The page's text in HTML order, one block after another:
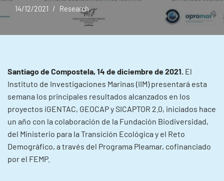
14/12/2021 Research
Santiago de Compostela, 14 de diciembre de 2021. El
Instituto de Investigaciones Marinas (IIM) presentará esta
semana los principales resultados alcanzados en los
proyectos iGENTAC, GEOCAP y SICAPTOR 2.0, iniciados hace
un año con la colaboración de la Fundación Biodiversidad,
del Ministerio para la Transición Ecológica y el Reto
Demográfico, a través del Programa Pleamar, cofinanciado
por el FEMP.